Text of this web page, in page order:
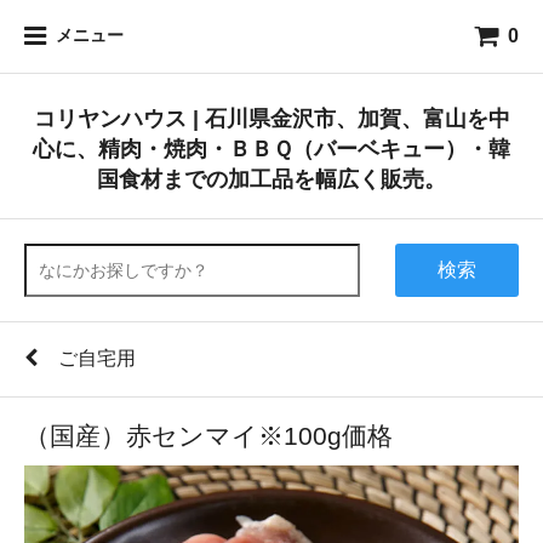
メニュー 0
コリヤンハウス | 石川県金沢市、加賀、富山を中
心に、精肉・焼肉・ＢＢＱ（バーベキュー）・韓
国食材までの加工品を幅広く販売。
検索
ご自宅用
（国産）赤センマイ※100g価格